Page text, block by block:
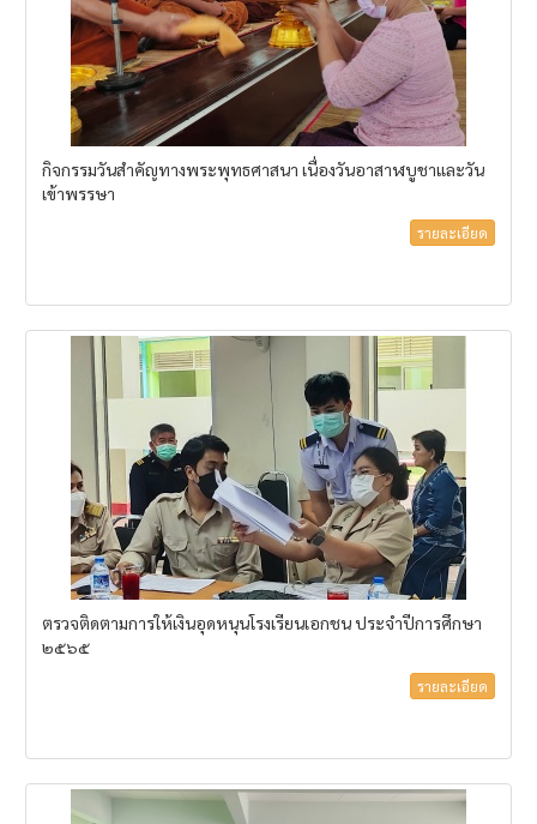
กิจกรรมวันสำคัญทางพระพุทธศาสนา เนื่องวันอาสาฬบูชาและวัน
เข้าพรรษา
รายละเอียด
ตรวจติดตามการให้เงินอุดหนุนโรงเรียนเอกชน ประจำปีการศึกษา
๒๕๖๕
รายละเอียด